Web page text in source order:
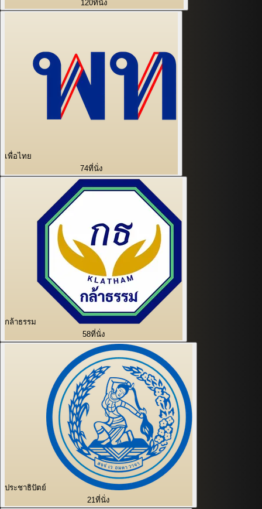
120ที่นั่ง
เพื่อไทย
74ที่นั่ง
กล้าธรรม
58ที่นั่ง
ประชาธิปัตย์
21ที่นั่ง